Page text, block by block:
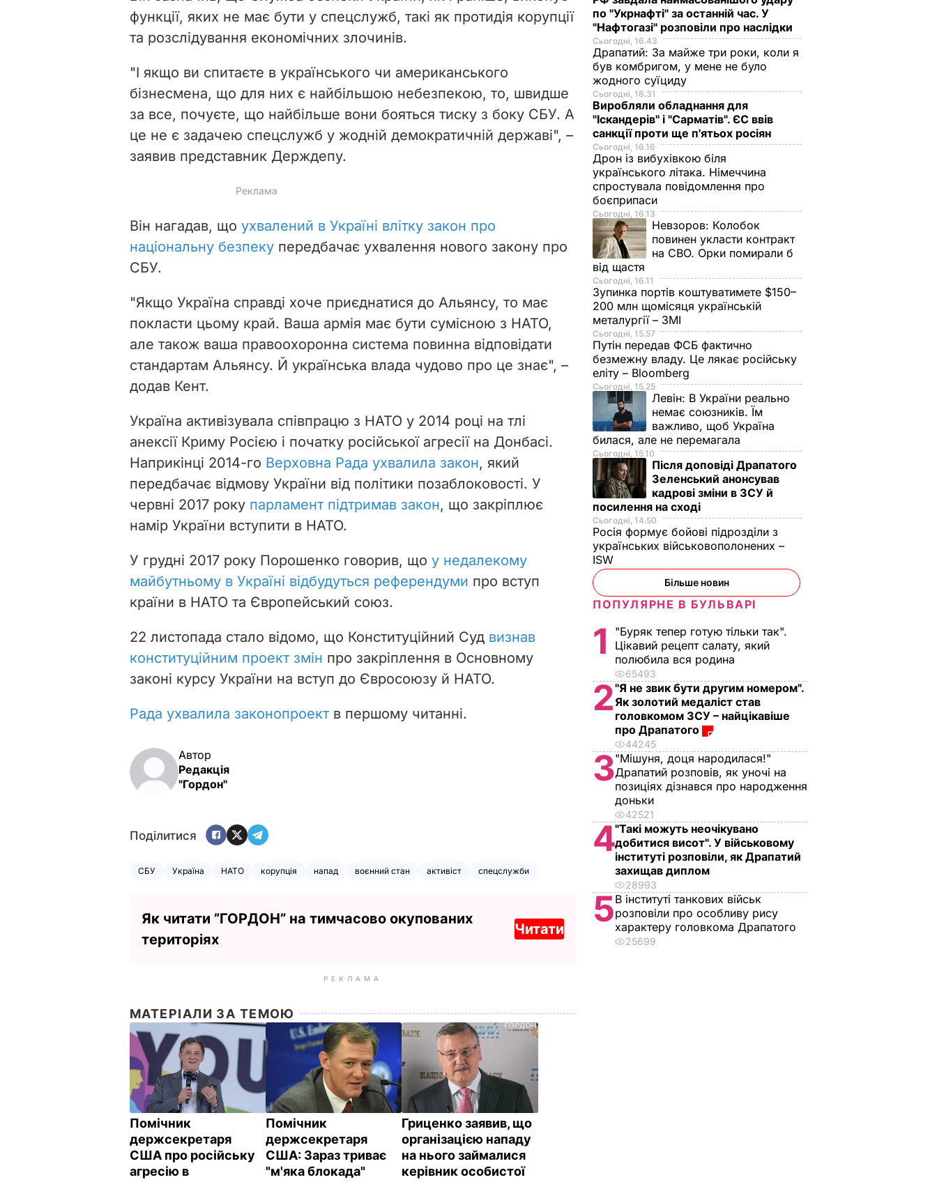
функції, яких не має бути у спецслужб, такі як протидія корупції
та розслідування економічних злочинів.
"І якщо ви спитаєте в українського чи американського
бізнесмена, що для них є найбільшою небезпекою, то, швидше
за все, почуєте, що найбільше вони бояться тиску з боку СБУ. А
це не є задачею спецслужб у жодній демократичній державі", –
заявив представник Держдепу.
Він нагадав, що ухвалений в Україні влітку закон про
національну безпеку передбачає ухвалення нового закону про
СБУ.
"Якщо Україна справді хоче приєднатися до Альянсу, то має
покласти цьому край. Ваша армія має бути сумісною з НАТО,
але також ваша правоохоронна система повинна відповідати
стандартам Альянсу. Й українська влада чудово про це знає", –
додав Кент.
Україна активізувала співпрацю з НАТО у 2014 році на тлі
анексії Криму Росією і початку російської агресії на Донбасі.
Наприкінці 2014-го Верховна Рада ухвалила закон, який
передбачає відмову України від політики позаблоковості. У
червні 2017 року парламент підтримав закон, що закріплює
намір України вступити в НАТО.
У грудні 2017 року Порошенко говорив, що у недалекому
майбутньому в Україні відбудуться референдуми про вступ
країни в НАТО та Європейський союз.
22 листопада стало відомо, що Конституційний Суд визнав
конституційним проект змін про закріплення в Основному
законі курсу України на вступ до Євросоюзу й НАТО.
Рада ухвалила законопроектв першому читанні.
Автор
Редакція
"Гордон"
Поділитися
СБУ Україна НАТО корупція напад воєнний стан активіст спецслужби
Як читати ”ГОРДОН” на тимчасово окупованих
територіях
Читати
РЕКЛАМА
МАТЕРІАЛИ ЗА ТЕМОЮ
Помічник
держсекретаря
США про російську
агресію в
Помічник
держсекретаря
США: Зараз триває
"м'яка блокада"
Гриценко заявив, що
організацією нападу
на нього займалися
керівник особистої
по "Укрнафті" за останній час. У
"Нафтогазі" розповіли про наслідки
Сьогодні, 16.43
Драпатий: За майже три роки, коли я
був комбригом, у мене не було
жодного суїциду
Сьогодні, 16.31
Виробляли обладнання для
"Іскандерів" і "Сарматів". ЄС ввів
санкції проти ще п'ятьох росіян
Сьогодні, 16.16
Дрон із вибухівкою біля
українського літака. Німеччина
спростувала повідомлення про
боєприпаси
Сьогодні, 16.13
Невзоров: Колобок
повинен укласти контракт
на СВО. Орки помирали б
від щастя
Сьогодні, 16.11
Зупинка портів коштуватимете $150–
200 млн щомісяця українській
металургії – ЗМІ
Сьогодні, 15.57
Путін передав ФСБ фактично
безмежну владу. Це лякає російську
еліту – Bloomberg
Сьогодні, 15.25
Левін: В України реально
немає союзників. Їм
важливо, щоб Україна
билася, але не перемагала
Сьогодні, 15.10
Після доповіді Драпатого
Зеленський анонсував
кадрові зміни в ЗСУ й
посилення на сході
Сьогодні, 14.50
Росія формує бойові підрозділи з
українських військовополонених –
ISW
Більше новин
ПОПУЛЯРНЕ В БУЛЬВАРІ
1
"Буряк тепер готую тільки так".
Цікавий рецепт салату, який
полюбила вся родина
65493
2"Я не звик бути другим номером".
Як золотий медаліст став
головкомом ЗСУ – найцікавіше
про Драпатого
44245
3"Мішуня, доця народилася!"
Драпатий розповів, як уночі на
позиціях дізнався про народження
доньки
42521
4"Такі можуть неочікувано
добитися висот". У військовому
інституті розповіли, як Драпатий
захищав диплом
28993
5В інституті танкових військ
розповіли про особливу рису
характеру головкома Драпатого
25699